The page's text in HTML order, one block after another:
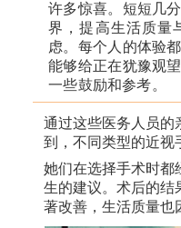
许多惊喜。短短几
界，提高生活质量
虑。每个人的体验
能够给正在犹豫观
一些鼓励和参考。
通过这些医务人员的
到，不同类型的近视
她们在选择手术时都
生的建议。术后的结
著改善，生活质量也